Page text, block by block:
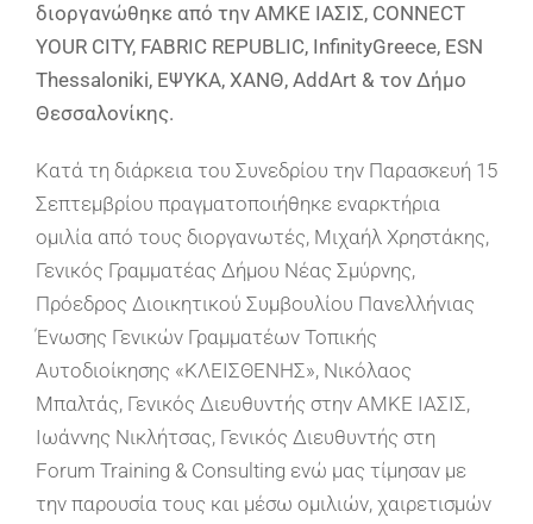
διοργανώθηκε από την ΑΜΚΕ ΙΑΣΙΣ, CONNECT
YOUR CITY, FABRIC REPUBLIC, InfinityGreece, ESN
Thessaloniki, ΕΨΥΚΑ, ΧΑΝΘ, AddArt & τον Δήμο
Θεσσαλονίκης.
Κατά τη διάρκεια του Συνεδρίου την Παρασκευή 15
Σεπτεμβρίου πραγματοποιήθηκε εναρκτήρια
ομιλία από τους διοργανωτές, Μιχαήλ Χρηστάκης,
Γενικός Γραμματέας Δήμου Νέας Σμύρνης,
Πρόεδρος Διοικητικού Συμβουλίου Πανελλήνιας
Ένωσης Γενικών Γραμματέων Τοπικής
Αυτοδιοίκησης «ΚΛΕΙΣΘΕΝΗΣ», Νικόλαος
Μπαλτάς, Γενικός Διευθυντής στην ΑΜΚΕ ΙΑΣΙΣ,
Ιωάννης Νικλήτσας, Γενικός Διευθυντής στη
Forum Training & Consulting ενώ μας τίμησαν με
την παρουσία τους και μέσω ομιλιών, χαιρετισμών